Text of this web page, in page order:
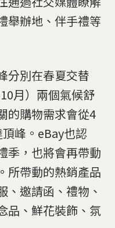
舉辦地、伴手禮等
分別在春夏交替
月）兩個氣候舒
的購物需求會從4
峰。eBay也認
季，也將會再帶動
所帶動的熱銷產品
、邀請函、禮物、
品、鮮花裝飾、氛